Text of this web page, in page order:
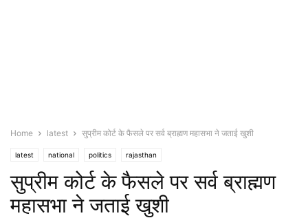
Home latest सुप्रीम कोर्ट के फैसले पर सर्व ब्राह्मण महासभा ने जताई खुशी
latest national politics rajasthan
सुप्रीम कोर्ट के फैसले पर सर्व ब्राह्मण
महासभा ने जताई खुशी